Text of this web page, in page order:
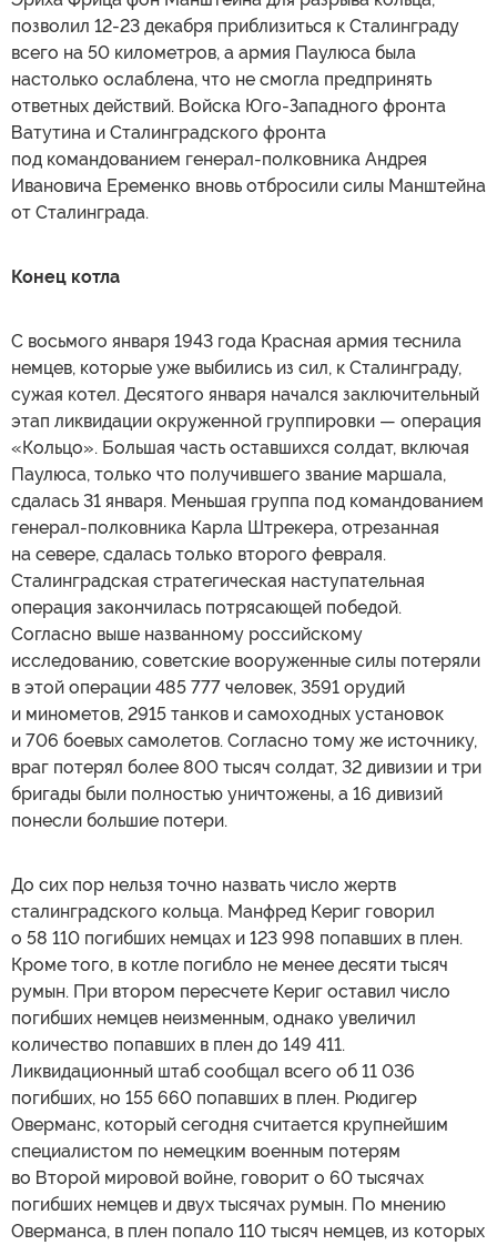
позволил 12-23 декабря приблизиться к Сталинграду
всего на 50 километров, а армия Паулюса была
настолько ослаблена, что не смогла предпринять
ответных действий. Войска Юго-Западного фронта
Ватутина и Сталинградского фронта
под командованием генерал-полковника Андрея
Ивановича Еременко вновь отбросили силы Манштейна
от Сталинграда.
Конец котла
С восьмого января 1943 года Красная армия теснила
немцев, которые уже выбились из сил, к Сталинграду,
сужая котел. Десятого января начался заключительный
этап ликвидации окруженной группировки — операция
«Кольцо». Большая часть оставшихся солдат, включая
Паулюса, только что получившего звание маршала,
сдалась 31 января. Меньшая группа под командованием
генерал-полковника Карла Штрекера, отрезанная
на севере, сдалась только второго февраля.
Сталинградская стратегическая наступательная
операция закончилась потрясающей победой.
Согласно выше названному российскому
исследованию, советские вооруженные силы потеряли
в этой операции 485 777 человек, 3591 орудий
и минометов, 2915 танков и самоходных установок
и 706 боевых самолетов. Согласно тому же источнику,
враг потерял более 800 тысяч солдат, 32 дивизии и три
бригады были полностью уничтожены, а 16 дивизий
понесли большие потери.
До сих пор нельзя точно назвать число жертв
сталинградского кольца. Манфред Кериг говорил
о 58 110 погибших немцах и 123 998 попавших в плен.
Кроме того, в котле погибло не менее десяти тысяч
румын. При втором пересчете Кериг оставил число
погибших немцев неизменным, однако увеличил
количество попавших в плен до 149 411.
Ликвидационный штаб сообщал всего об 11 036
погибших, но 155 660 попавших в плен. Рюдигер
Оверманс, который сегодня считается крупнейшим
специалистом по немецким военным потерям
во Второй мировой войне, говорит о 60 тысячах
погибших немцев и двух тысячах румын. По мнению
Оверманса, в плен попало 110 тысяч немцев, из которых